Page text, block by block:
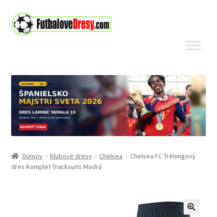
Preskočiť
na
Preskočiť
na
Domov Klubové dresy Chelsea
Chelsea FC Tréningový
dres Komplet Tracksuits Modrá